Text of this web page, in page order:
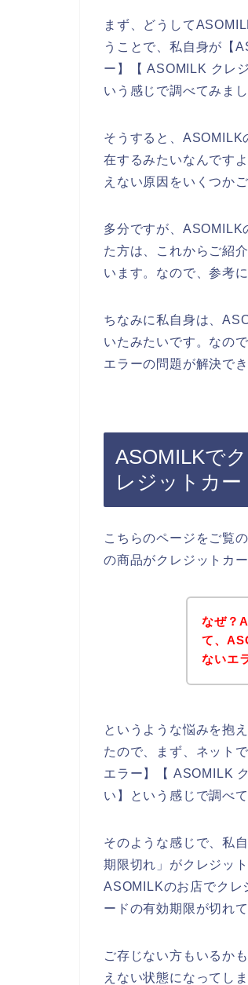
まず、どうして
うことで、私自身が【
ー】【 ASOMILK クレ
いう感じで調べてみまし
そうすると、ASOMILK
在するみたいなんです
えない原因をいくつか
多分ですが、ASOMILK
た方は、これからご紹
います。なので、参考
ちなみに私自身は、
いたみたいです。なの
エラーの問題が解決で
ASOMILKで
レジットカー
こちらのページをご覧
の商品がクレジットカ
なぜ？
て、
ないエ
というような悩みを抱
たので、まず、ネット
エラー】【 ASOMILK
い】という感じで調べて
そのような感じで、私
期限切れ」がクレジッ
ASOMILKのお店でクレ
ードの有効期限が切れ
ご存じない方もいるか
えない状態になってし